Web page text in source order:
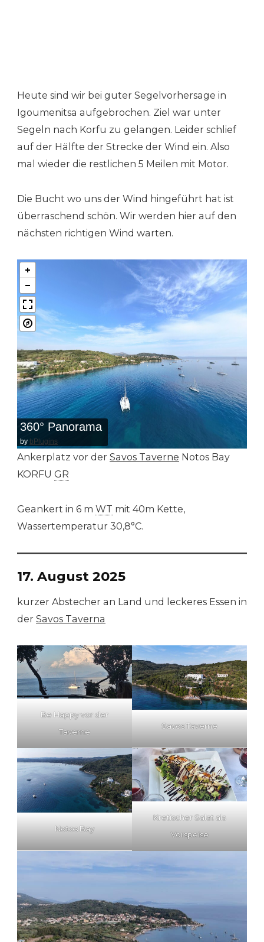
Heute sind wir bei guter Segelvorhersage in
Igoumenitsa aufgebrochen. Ziel war unter
Segeln nach Korfu zu gelangen. Leider schlief
auf der Hälfte der Strecke der Wind ein. Also
mal wieder die restlichen 5 Meilen mit Motor.
Die Bucht wo uns der Wind hingeführt hat ist
überraschend schön. Wir werden hier auf den
nächsten richtigen Wind warten.
360° Panorama
by bPlugins
Ankerplatz vor der Savos Taverne Notos Bay
KORFU GR
Geankert in 6 m WT mit 40m Kette,
Wassertemperatur 30,8°C.
17. August 2025
kurzer Abstecher an Land und leckeres Essen in
der Savos Taverna
Be Happy vor der
Taverne
Savos Taverne
Notos Bay
Kretischer Salat als
Vorspeise